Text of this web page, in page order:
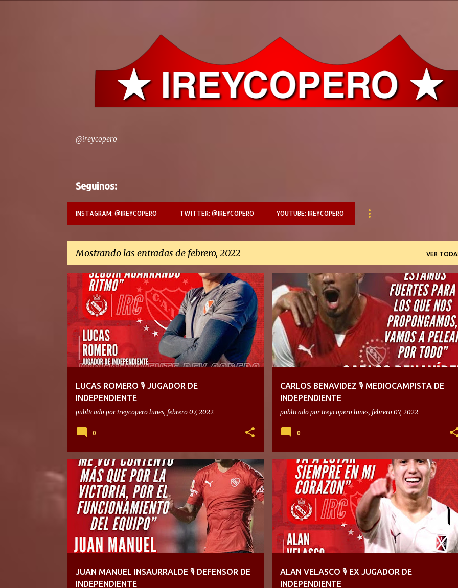
@ireycopero
Seguinos:
INSTAGRAM: @IREYCOPERO TWITTER: @IREYCOPERO YOUTUBE: IREYCOPERO
Mostrando las entradas de febrero, 2022 VER
E
n
r
a
d
LUCAS ROMERO 🎙 JUGADOR DE
INDEPENDIENTE
publicado por ireycopero lunes, febrero 07, 2022
0
CARLOS BENAVIDEZ 🎙 MEDIOCAMPISTA DE
INDEPENDIENTE
publicado por ireycopero lunes, febrero 07, 2022
0
JUAN MANUEL INSAURRALDE 🎙 DEFENSOR DE
INDEPENDIENTE
ALAN VELASCO 🎙 EX JUGADOR DE
INDEPENDIENTE